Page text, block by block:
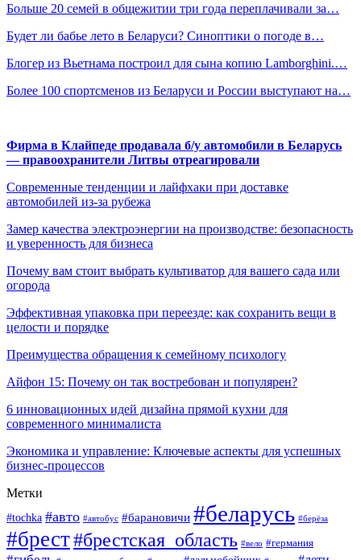
Больше 20 семей в общежитии три года переплачивали за…
Будет ли бабье лето в Беларуси? Синоптики о погоде в…
Блогер из Вьетнама построил для сына копию Lamborghini.…
Более 100 спортсменов из Беларуси и России выступают на…
Фирма в Клайпеде продавала б/у автомобили в Беларусь
— правоохранители Литвы отреагировали
Современные тенденции и лайфхаки при доставке
автомобилей из-за рубежа
Замер качества электроэнергии на производстве: безопасность
и уверенность для бизнеса
Почему вам стоит выбрать культиватор для вашего сада или
огорода
Эффективная упаковка при переезде: как сохранить вещи в
целости и порядке
Преимущества обращения к семейному психологу
Айфон 15: Почему он так востребован и популярен?
6 инновационных идей дизайна прямой кухни для
современного минималиста
Экономика и управление: Ключевые аспекты для успешных
бизнес-процессов
Метки
#tochka #авто #автобус #барановичи #беларусь #берёза
#брест#брестская_область #вело #германия